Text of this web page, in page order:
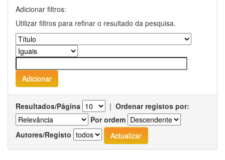
Adicionar filtros:
Utilizar filtros para refinar o resultado da pesquisa.
Resultados/Página | Ordenar registos por:
Por ordem
Autores/Registo